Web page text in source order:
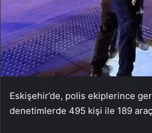
Eskişehir’de, polis ekiplerince
denetimlerde 495 kişi ile 189